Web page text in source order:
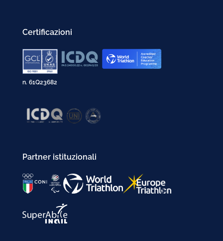
Certificazioni
n. 61Q23682
Partner istituzionali